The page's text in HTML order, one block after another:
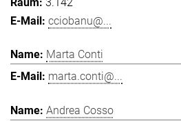
cciobanu@...
Marta Conti
marta.conti@...
Andrea Cosso